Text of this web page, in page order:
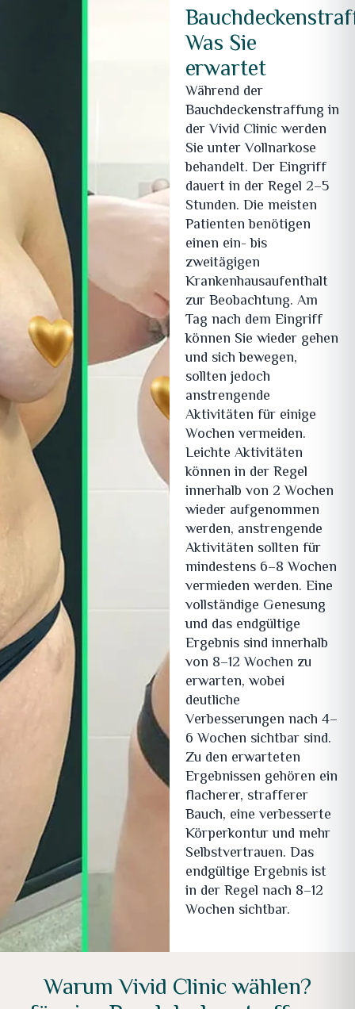
Was Sie
erwartet
Während der
Bauchdeckenstraffung in
der Vivid Clinic werden
Sie unter Vollnarkose
behandelt. Der Eingriff
dauert in der Regel 2–5
Stunden. Die meisten
Patienten benötigen
einen ein- bis
zweitägigen
Krankenhausaufenthalt
zur Beobachtung. Am
Tag nach dem Eingriff
können Sie wieder gehen
und sich bewegen,
sollten jedoch
anstrengende
Aktivitäten für einige
Wochen vermeiden.
Leichte Aktivitäten
können in der Regel
innerhalb von 2 Wochen
wieder aufgenommen
werden, anstrengende
Aktivitäten sollten für
mindestens 6–8 Wochen
vermieden werden. Eine
vollständige Genesung
und das endgültige
Ergebnis sind innerhalb
von 8–12 Wochen zu
erwarten, wobei
deutliche
Verbesserungen nach 4–
6 Wochen sichtbar sind.
Zu den erwarteten
Ergebnissen gehören ein
flacherer, strafferer
Bauch, eine verbesserte
Körperkontur und mehr
Selbstvertrauen. Das
endgültige Ergebnis ist
in der Regel nach 8–12
Wochen sichtbar.
Warum Vivid Clinic wählen?